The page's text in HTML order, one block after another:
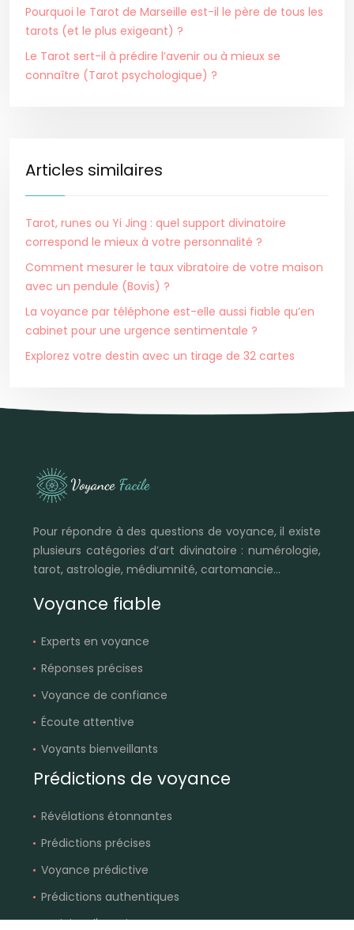
Pourquoi le Tarot de Marseille est-il le père de tous les
tarots (et le plus exigeant) ?
Le Tarot sert-il à prédire l’avenir ou à mieux se
connaître (Tarot psychologique) ?
Articles similaires
Tarot, runes ou Yi Jing : quel support divinatoire
correspond le mieux à votre personnalité ?
Comment mesurer le taux vibratoire de votre maison
avec un pendule (Bovis) ?
La voyance par téléphone est-elle aussi fiable qu’en
cabinet pour une urgence sentimentale ?
Explorez votre destin avec un tirage de 32 cartes
Pour répondre à des questions de voyance, il existe
plusieurs catégories d’art divinatoire : numérologie,
tarot, astrologie, médiumnité, cartomancie…
Voyance fiable
Experts en voyance
Réponses précises
Voyance de confiance
Écoute attentive
Voyants bienveillants
Prédictions de voyance
Révélations étonnantes
Prédictions précises
Voyance prédictive
Prédictions authentiques
Anticiper l'avenir